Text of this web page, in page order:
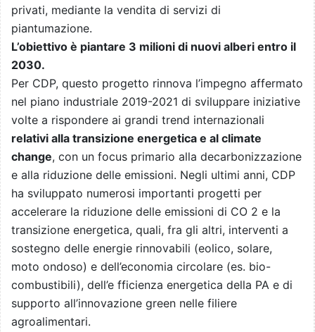
privati, mediante la vendita di servizi di
piantumazione.
L’obiettivo è piantare 3 milioni di nuovi alberi entro il
2030.
Per CDP, questo progetto rinnova l’impegno affermato
nel piano industriale 2019-2021 di sviluppare iniziative
volte a rispondere ai grandi trend internazionali
relativi alla transizione energetica e al climate
change, con un focus primario alla decarbonizzazione
e alla riduzione delle emissioni. Negli ultimi anni, CDP
ha sviluppato numerosi importanti progetti per
accelerare la riduzione delle emissioni di CO 2 e la
transizione energetica, quali, fra gli altri, interventi a
sostegno delle energie rinnovabili (eolico, solare,
moto ondoso) e dell’economia circolare (es. bio-
combustibili), dell’e fficienza energetica della PA e di
supporto all’innovazione green nelle filiere
agroalimentari.